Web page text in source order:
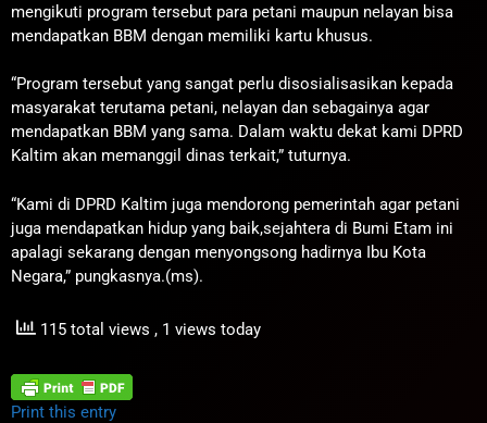
mengikuti program tersebut para petani maupun nelayan bisa
mendapatkan BBM dengan memiliki kartu khusus.
“Program tersebut yang sangat perlu disosialisasikan kepada
masyarakat terutama petani, nelayan dan sebagainya agar
mendapatkan BBM yang sama. Dalam waktu dekat kami DPRD
Kaltim akan memanggil dinas terkait,” tuturnya.
“Kami di DPRD Kaltim juga mendorong pemerintah agar petani
juga mendapatkan hidup yang baik,sejahtera di Bumi Etam ini
apalagi sekarang dengan menyongsong hadirnya Ibu Kota
Negara,” pungkasnya.(ms).
115 total views , 1 views today
Print this entry